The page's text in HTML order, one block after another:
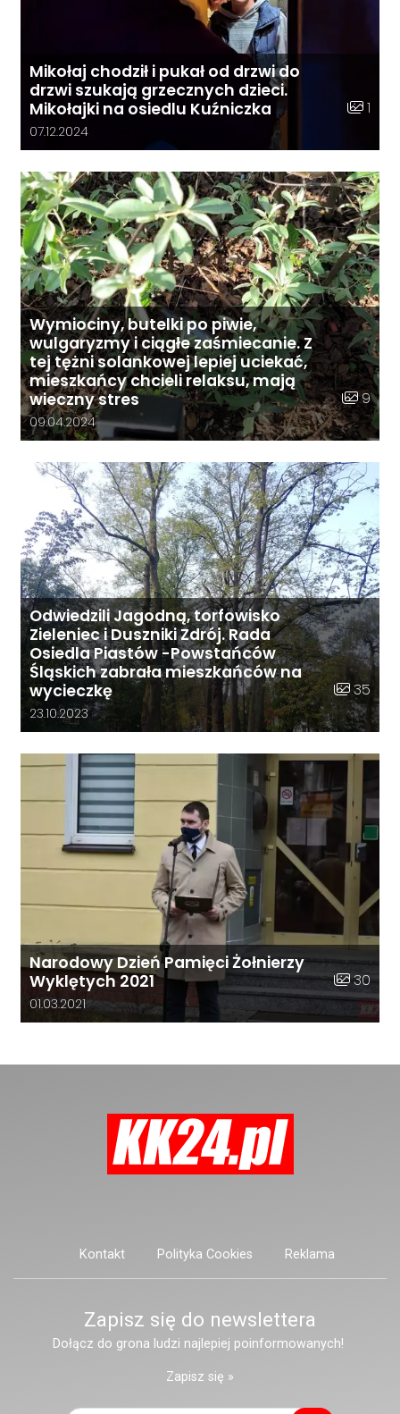
Mikołaj chodził i pukał od drzwi do
drzwi szukają grzecznych dzieci.
Mikołajki na osiedlu Kuźniczka
Liczba
1
Data dodania galerii:
07.12.2024
Wymiociny, butelki po piwie,
wulgaryzmy i ciągłe zaśmiecanie. Z
tej tężni solankowej lepiej uciekać,
mieszkańcy chcieli relaksu, mają
wieczny stres
Liczba
9
Data dodania galerii:
09.04.2024
Odwiedzili Jagodną, torfowisko
Zieleniec i Duszniki Zdrój. Rada
Osiedla Piastów -Powstańców
Śląskich zabrała mieszkańców na
wycieczkę
Liczba
35
Data dodania galerii:
23.10.2023
Narodowy Dzień Pamięci Żołnierzy
Wyklętych 2021
Liczba
30
Data dodania galerii:
01.03.2021
Kontakt Polityka Cookies Reklama
Zapisz się do newslettera
Dołącz do grona ludzi najlepiej poinformowanych!
Zapisz się »